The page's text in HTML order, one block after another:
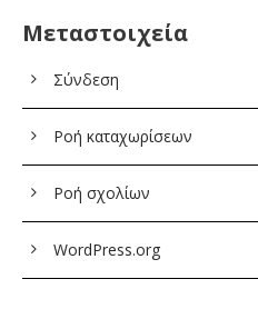
Μεταστοιχεία
Σύνδεση
Ροή καταχωρίσεων
Ροή σχολίων
WordPress.org